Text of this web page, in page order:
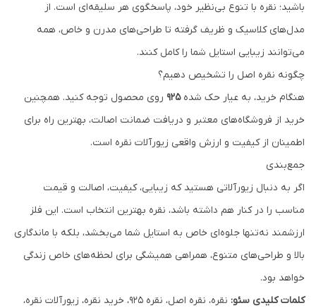
باشید؛ نقره با تنوع بی‌نظیر خود، پاسخگوی هر سلیقه‌ای است. از
مدل‌های کلاسیک و ظریف گرفته تا طراحی‌های مدرن و خاص، همه
می‌توانند زیبایی استایل شما را کامل کنند.
چگونه نقره اصل را تشخیص دهیم؟
هنگام خرید، به عیار حک شده925 روی محصول توجه کنید. همچنین
خرید از فروشگاه‌های معتبر و دریافت ضمانت اصالت، بهترین راه برای
اطمینان از کیفیت و ارزش واقعی زیورآلات نقره است.
جمع‌بندی
اگر به دنبال زیورآلاتی هستید که زیبایی، کیفیت، اصالت و قیمت
مناسب را در کنار هم داشته باشد، نقره بهترین انتخاب است. این فلز
ارزشمند نه‌تنها جلوه‌ای خاص به استایل شما می‌بخشد، بلکه با ماندگاری
بالا و طراحی‌های متنوع، همراهی همیشگی برای لحظه‌های خاص زندگی
خواهد بود.
کلمات کلیدی سئو:
نقره، نقره اصل، نقره ۹۲۵، خرید نقره، زیورآلات نقره،